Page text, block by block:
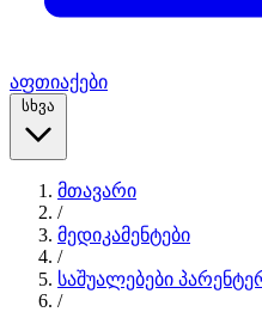
აფთიაქები
სხვა
მთავარი
/
მედიკამენტები
/
საშუალებები
/